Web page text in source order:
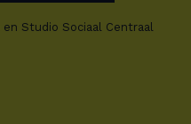
en Studio Sociaal Centraal